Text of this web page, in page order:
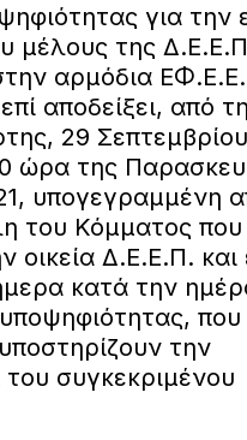
για την
μέλους της
αρμόδια
αποδείξει, από
29
ώρα της
υπογεγραμμένη
του Κόμματος που
οικεία Δ.Ε.Ε.Π. και
κατά την
που
την
συγκεκριμένου